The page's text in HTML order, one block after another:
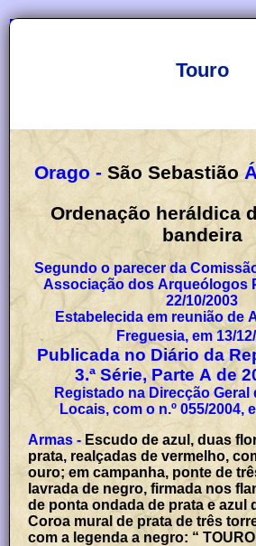
Touro
Orago - São Sebastião
Ordenação heráldica
bandeira
Segundo o parecer da
Associação dos Arqueólogos
22/10/2003
Estabelecida em reunião de
Freguesia, em 13/
Publicada no Diário da
3.ª Série, Parte A de
Registado na Direcção
Locais, com o n.º 055/2004,
Armas - Escudo de azul, duas
prata, realçadas de vermelho,
ouro; em campanha, ponte de
lavrada de negro, firmada nos
de ponta ondada de prata e azul
Coroa mural de prata de três
com a legenda a negro: “ TOURO